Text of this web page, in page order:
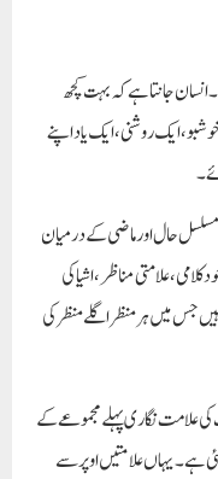
جانتا ہے کہ بہت کچھ
ایک روشنی، ایک یاد اپنے
مسلسل حال اور ماضی کے درمیان
علامتی مناظر، اشیا کی
ہیں جس میں ہر منظر اگلے منظر کی
علامت نگاری پہلے مجموعے کے
ہے۔ یہاں علامتیں اوپر سے